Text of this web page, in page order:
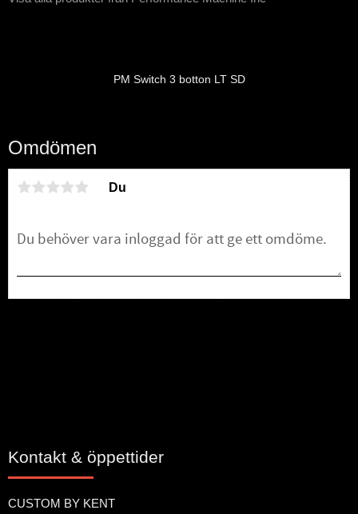
PM Switch 3 botton LT SD
Omdömen
Du
Kontakt & öppettider
CUSTOM BY KENT